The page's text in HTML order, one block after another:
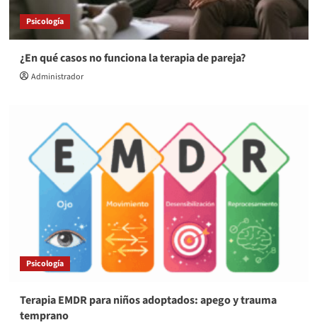
Psicología
¿En qué casos no funciona la terapia de pareja?
Administrador
Psicología
Terapia EMDR para niños adoptados: apego y trauma
temprano